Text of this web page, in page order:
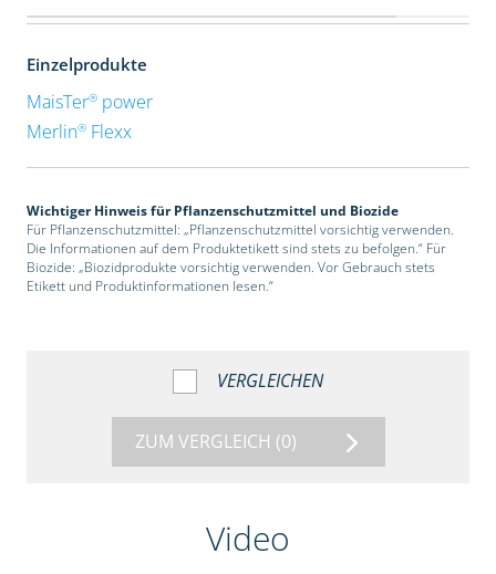
Einzelprodukte
MaisTer®power
Merlin®Flexx
Wichtiger Hinweis für Pflanzenschutzmittel und Biozide
Für Pflanzenschutzmittel: „Pflanzenschutzmittel vorsichtig verwenden.
Die Informationen auf dem Produktetikett sind stets zu befolgen.“ Für
Biozide: „Biozidprodukte vorsichtig verwenden. Vor Gebrauch stets
Etikett und Produktinformationen lesen.“
VERGLEICHEN
ZUM VERGLEICH (0)
Video